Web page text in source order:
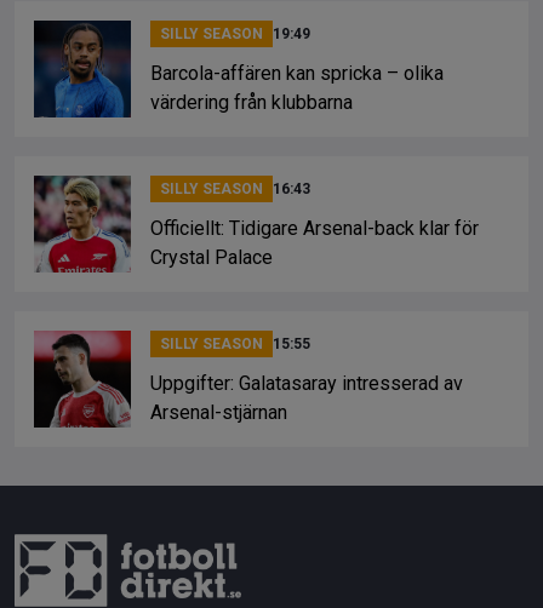
SILLY SEASON 19:49
Barcola-affären kan spricka – olika
värdering från klubbarna
SILLY SEASON 16:43
Officiellt: Tidigare Arsenal-back klar för
Crystal Palace
SILLY SEASON 15:55
Uppgifter: Galatasaray intresserad av
Arsenal-stjärnan